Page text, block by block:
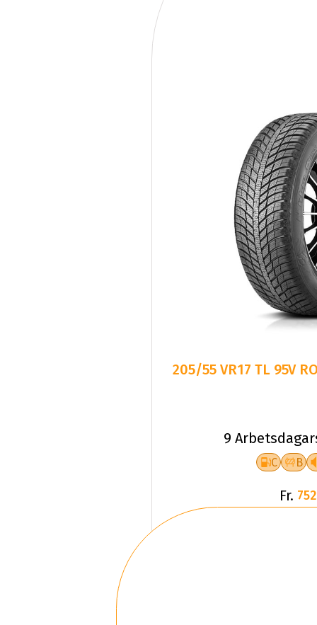
205/55 VR17 TL 95V
9
C B
Fr.